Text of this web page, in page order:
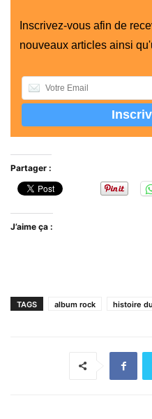
Inscrivez-vous afin de
nouveaux articles ainsi
Partager :
J’aime ça :
TAGS album rock histoire